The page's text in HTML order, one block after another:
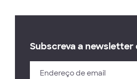
Subscreva a newsletter